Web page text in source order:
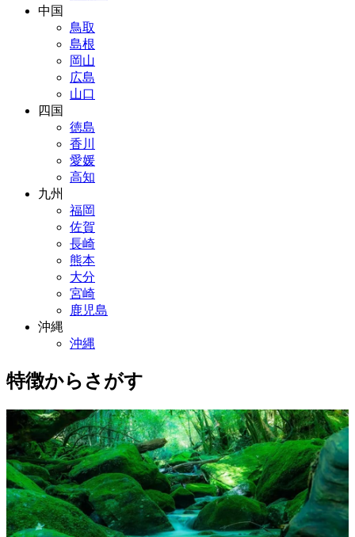
中国
鳥取
島根
岡山
広島
山口
四国
徳島
香川
愛媛
高知
九州
福岡
佐賀
長崎
熊本
大分
宮崎
鹿児島
沖縄
沖縄
特徴からさがす